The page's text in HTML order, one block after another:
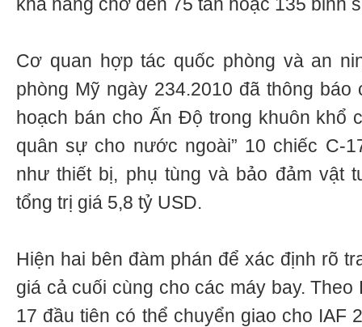
Cơ quan hợp tác quốc phòng và an
phòng Mỹ ngày 234.2010 đã thông
hoạch bán cho Ấn Độ trong khuôn khổ
quân sự cho nước ngoài” 10 chiếc C-
như thiết bị, phụ tùng và bảo đảm vật
tổng trị giá 5,8 tỷ USD.
Hiện hai bên đàm phán để xác định rõ
giá cả cuối cùng cho các máy bay.
17 đầu tiên có thể chuyển giao cho IAF